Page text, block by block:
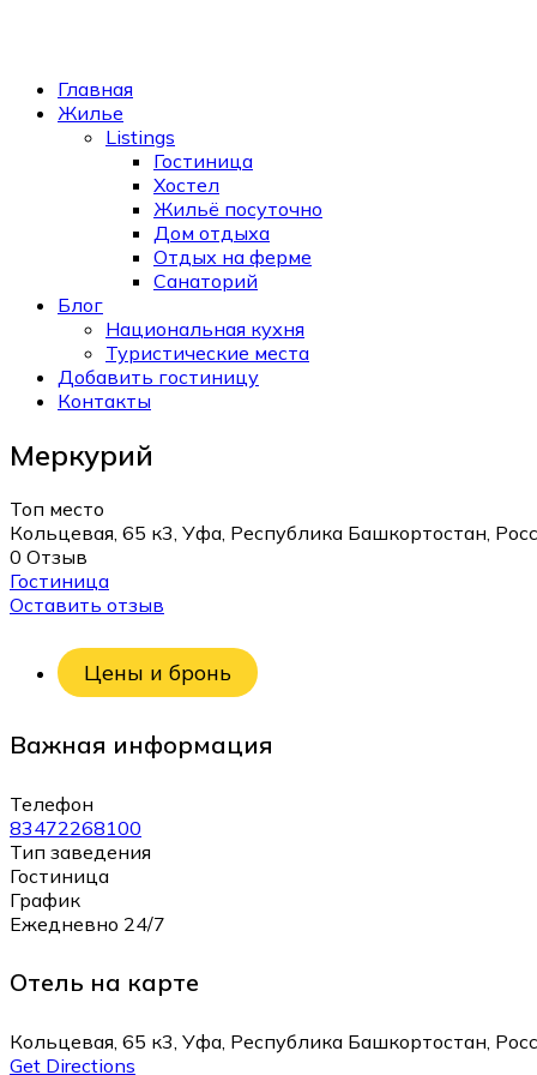
Главная
Жилье
Listings
Гостиница
Хостел
Жильё посуточно
Дом отдыха
Отдых на ферме
Санаторий
Блог
Национальная кухня
Туристические места
Добавить гостиницу
Контакты
Меркурий
Топ место
Кольцевая, 65 к3, Уфа, Республика Башкортостан,
0 Отзыв
Гостиница
Оставить отзыв
Цены и бронь
Важная информация
Телефон
83472268100
Тип заведения
Гостиница
График
Ежедневно 24/7
Отель на карте
Кольцевая, 65 к3, Уфа, Республика Башкортостан,
Get Directions